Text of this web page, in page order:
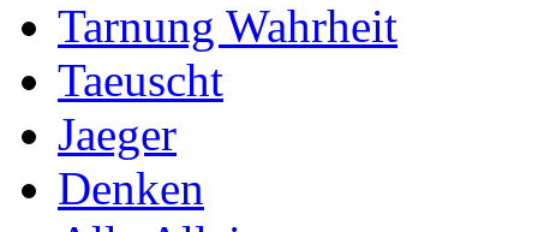
Tarnung Wahrheit
Taeuscht
Jaeger
Denken